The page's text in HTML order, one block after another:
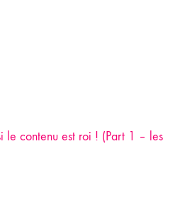
le contenu est roi ! (Part 1 – les